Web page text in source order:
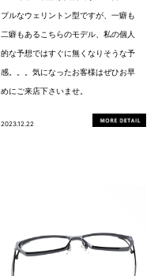
プルなウェリントン型ですが、一癖も
二癖もあるこちらのモデル、私の個人
的な予想ではすぐに無くなりそうな予
感。。。気になったお客様はぜひお早
めにご来店下さいませ。
2023.12.22